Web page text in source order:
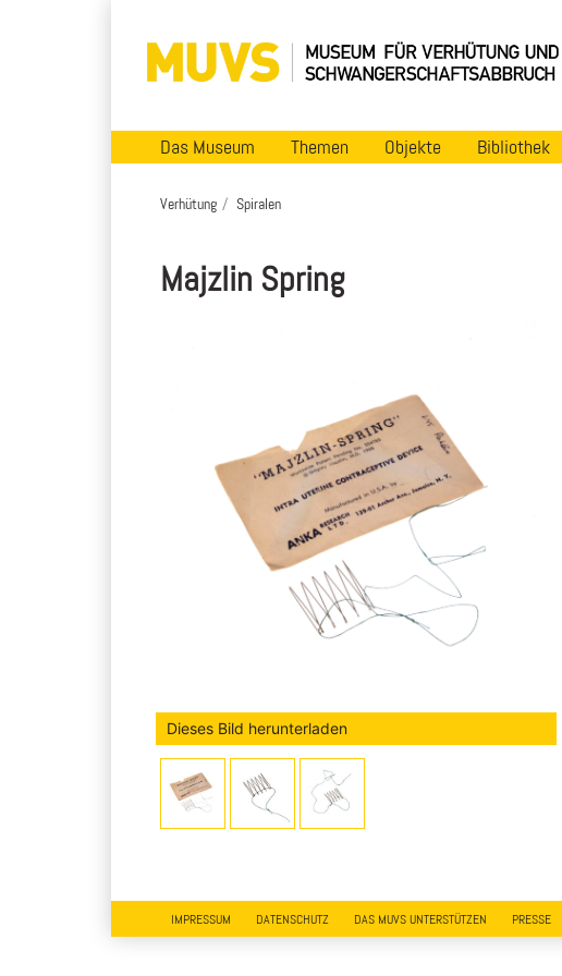
Das Museum Themen Objekte Bibliothek
Verhütung Spiralen
Majzlin Spring
Dieses Bild herunterladen
IMPRESSUM DATENSCHUTZ DAS MUVS UNTERSTÜTZEN PRESSE